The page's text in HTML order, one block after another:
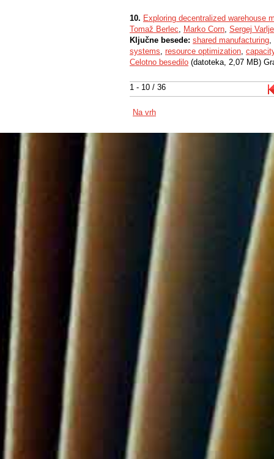
1 - 10 / 36
10. Exploring decentralized warehouse
Tomaž Berlec, Marko Corn, Sergej
Ključne besede: shared manufacturing,
systems, resource optimization,
Celotno besedilo (datoteka, 2,07 MB)
Na vrh